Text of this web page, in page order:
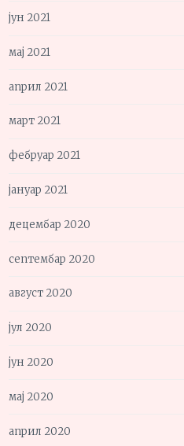
јун 2021
мај 2021
април 2021
март 2021
фебруар 2021
јануар 2021
децембар 2020
септембар 2020
август 2020
јул 2020
јун 2020
мај 2020
април 2020